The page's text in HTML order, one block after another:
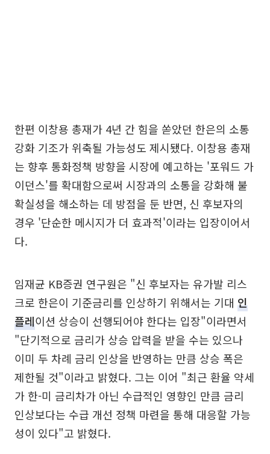
한편 이창용 총재가 4년 간 힘을 쏟았던 한은의 소통
강화 기조가 위축될 가능성도 제시됐다. 이창용 총재
는 향후 통화정책 방향을 시장에 예고하는 '포워드 가
이던스'를 확대함으로써 시장과의 소통을 강화해 불
확실성을 해소하는 데 방점을 둔 반면, 신 후보자의
경우 '단순한 메시지가 더 효과적'이라는 입장이어서
다.
임재균 KB증권 연구원은 "신 후보자는 유가발 리스
크로 한은이 기준금리를 인상하기 위해서는 기대 인
플레이션 상승이 선행되어야 한다는 입장"이라면서
"단기적으로 금리가 상승 압력을 받을 수는 있으나
이미 두 차례 금리 인상을 반영하는 만큼 상승 폭은
제한될 것"이라고 밝혔다. 그는 이어 "최근 환율 약세
가 한-미 금리차가 아닌 수급적인 영향인 만큼 금리
인상보다는 수급 개선 정책 마련을 통해 대응할 가능
성이 있다"고 밝혔다.